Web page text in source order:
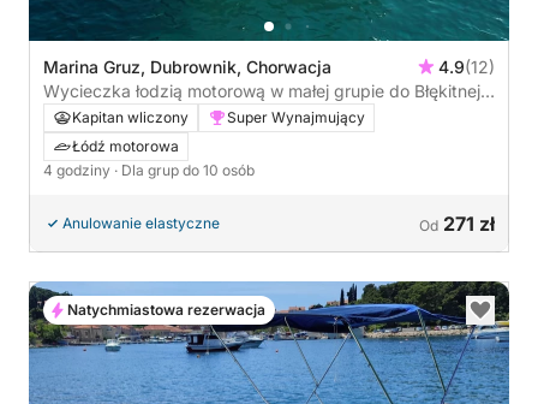
Marina Gruz, Dubrownik, Chorwacja 4.9(12)
Wycieczka łodzią motorową w małej grupie do Błękitnej
Jaskini i na Wyspy Elafickie
Kapitan wliczony
Super Wynajmujący
Łódź motorowa
4 godziny · Dla grup do 10 osób
Anulowanie elastyczne Od 271 zł
Natychmiastowa rezerwacja